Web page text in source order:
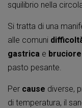
squilibrio nella
Si tratta di una
alle comuni
gastrica e
pasto pesante.
Per cause diverse,
di temperatura, il